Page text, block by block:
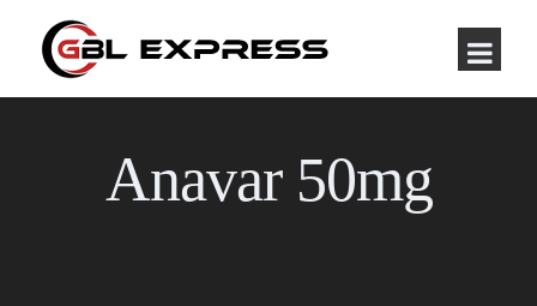
Anavar 50mg